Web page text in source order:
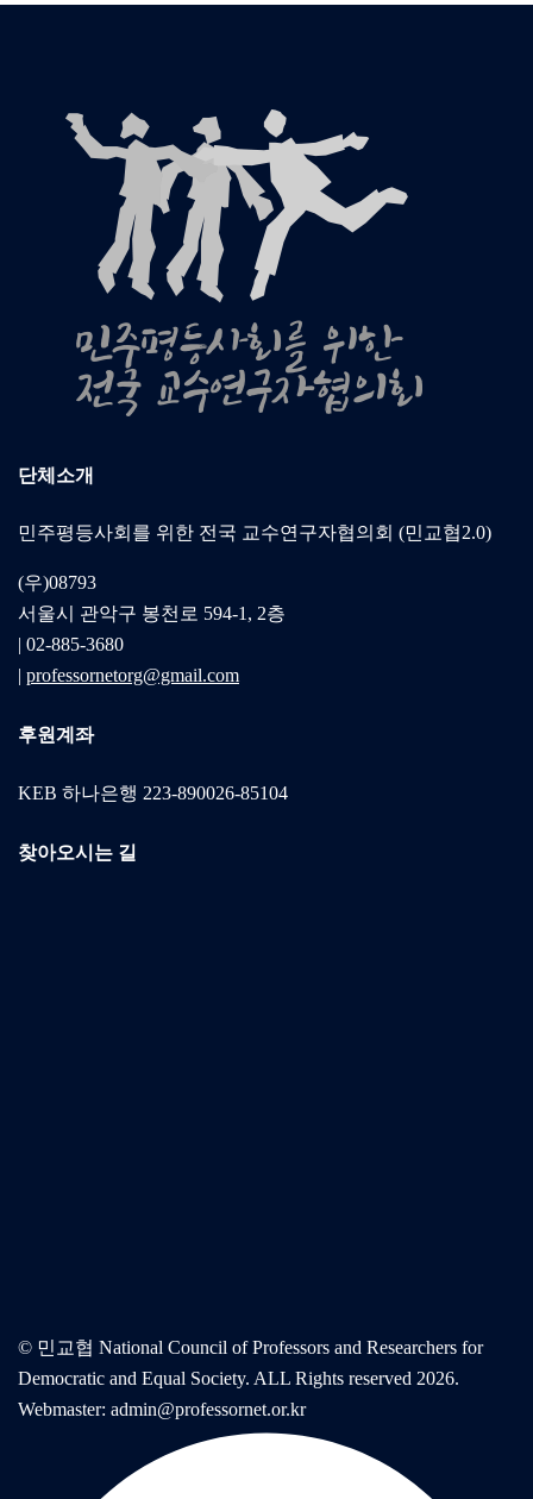
단체소개
민주평등사회를 위한 전국 교수연구자협의회 (민교협2.0)
(우)08793
서울시 관악구 봉천로 594-1, 2층
| 02-885-3680
| professornetorg@gmail.com
후원계좌
KEB 하나은행 223-890026-85104
찾아오시는 길
© 민교협 National Council of Professors and Researchers for
Democratic and Equal Society. ALL Rights reserved 2026.
Webmaster: admin@professornet.or.kr